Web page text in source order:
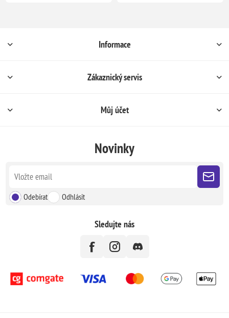
Informace
Zákaznický servis
Můj účet
Novinky
Odebírat Odhlásit
Sledujte nás